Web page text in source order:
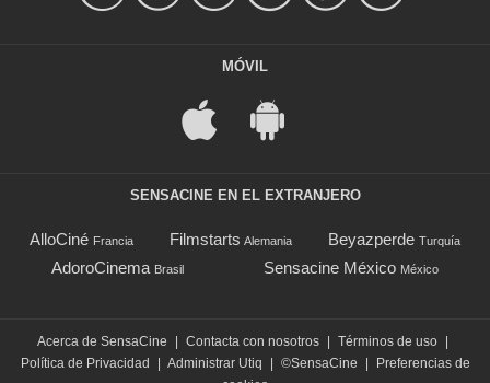
MÓVIL
SENSACINE EN EL EXTRANJERO
AlloCiné Francia Filmstarts Alemania Beyazperde Turquía
AdoroCinema Brasil Sensacine México México
Acerca de SensaCine Contacta con nosotros Términos de uso
Política de Privacidad
Administrar Utiq ©SensaCine
Preferencias de